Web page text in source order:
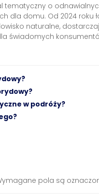
o
dla domu. Od 2024 roku
naturalne,
świadomych
w podróży?
pola są